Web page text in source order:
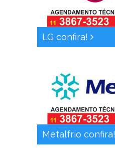
LG confira!
Metalfrio confira!